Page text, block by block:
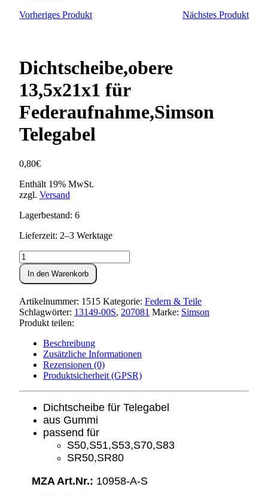
Vorheriges Produkt
Nächstes Produkt
Dichtscheibe,obere
13,5x21x1 für
Federaufnahme,Simson
Telegabel
0,80€
Enthält 19% MwSt.
zzgl. Versand
Lagerbestand: 6
Lieferzeit: 2–3 Werktage
Dichtscheibe,obere
13,5x21x1
für
Federaufnahme,Simson
Telegabel
Menge
In den Warenkorb
Artikelnummer: 1515 Kategorie: Federn & Teile
Schlagwörter: 13149-00S, 207081 Marke: Simson
Produkt teilen:
Beschreibung
Zusätzliche Informationen
Rezensionen (0)
Produktsicherheit (GPSR)
Dichtscheibe für Telegabel
aus Gummi
passend für
S50,S51,S53,S70,S83
SR50,SR80
MZA Art.Nr.: 10958-A-S